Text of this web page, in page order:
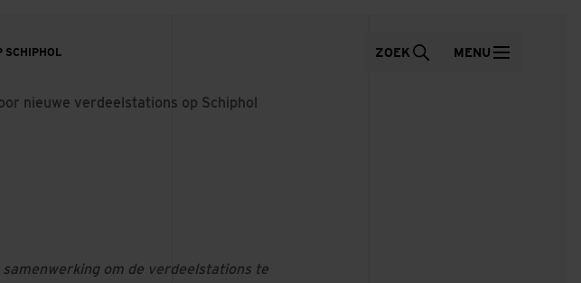
SCHIPHOL ZOEK MENU
nieuwe verdeelstations op Schiphol
om de verdeelstations te